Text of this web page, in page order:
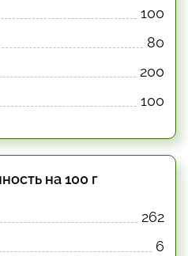
100
80
200
100
на 100 г
262
6